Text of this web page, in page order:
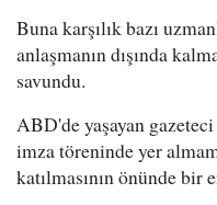
Buna karşılık bazı
anlaşmanın dışında
savundu.
ABD'de yaşayan
imza töreninde yer
katılmasının önünde bir